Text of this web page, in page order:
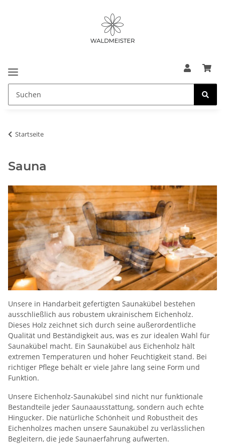
Startseite
Sauna
Unsere in Handarbeit gefertigten Saunakübel bestehen
ausschließlich aus robustem ukrainischem Eichenholz.
Dieses Holz zeichnet sich durch seine außerordentliche
Qualität und Beständigkeit aus, was es zur idealen Wahl für
Saunakübel macht. Ein Saunakübel aus Eichenholz hält
extremen Temperaturen und hoher Feuchtigkeit stand. Bei
richtiger Pflege behält er viele Jahre lang seine Form und
Funktion.
Unsere Eichenholz-Saunakübel sind nicht nur funktionale
Bestandteile jeder Saunaausstattung, sondern auch echte
Hingucker. Die natürliche Schönheit und Robustheit des
Eichenholzes machen unsere Saunakübel zu verlässlichen
Begleitern, die jede Saunaerfahrung aufwerten.